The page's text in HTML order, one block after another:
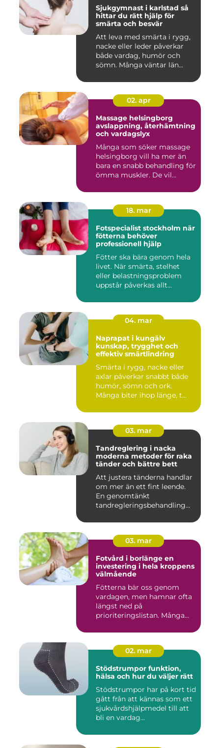
Sjukgymnast i karlstad så
hittar du rätt hjälp för
smärta och besvär
Att leva med smärta i rygg,
nacke eller leder påverkar
både vardag, humör och
sömn. Många väntar län...
02. apr
Massage helsingborg
avslappning, återhämtning
och vardagslyx
Många som söker massage
helsingborg vill ha mer än
bara en snabb behandling för
ömma muskler. De vil...
18. mar
Fotspecialist stockholm när
fötterna behöver
professionell hjälp
Fötter ska bära genom hela
livet. När smärta, stelhet
eller belastningsproblem
uppstår påverkas allt...
04. mar
Naprapat i kungälv
kunskap, trygghet och
effektiv smärtlindring
Smärta i rygg, nacke eller
axlar påverkar snabbt både
humör, sömn och ork.
Många biter ihop länge, t...
03. mar
Tandreglering i nacka
moderna metoder för raka
tänder och bättre bett
Att justera tänderna handlar
om mer än ett fint leende.
En genomtänkt
tandregleringsbehandling
03. mar
Fotvård i borlänge en
investering i hela kroppens
välmående
Fötterna bär oss genom
vardagen, men hamnar ofta
längst ned på
prioriteringslistan. Många
02. mar
Stödstrumpor funktion,
hälsa och hur du väljer rätt
Stödstrumpor har på kort tid
gått från att kännas som ett
sjukvårdshjälpmedel till att
bli en vardag...